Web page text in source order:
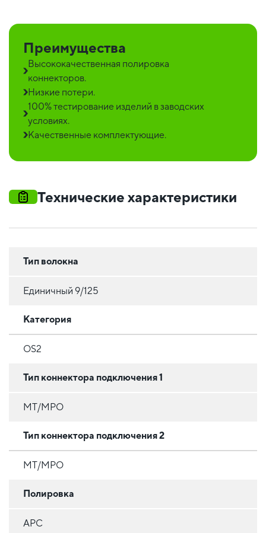
Преимущества
Высококачественная полировка
коннекторов.
Низкие потери.
100% тестирование изделий в заводских
условиях.
Качественные комплектующие.
Технические характеристики
Тип волокна
Единичный 9/125
Категория
OS2
Тип коннектора подключения 1
MT/MPO
Тип коннектора подключения 2
MT/MPO
Полировка
APC